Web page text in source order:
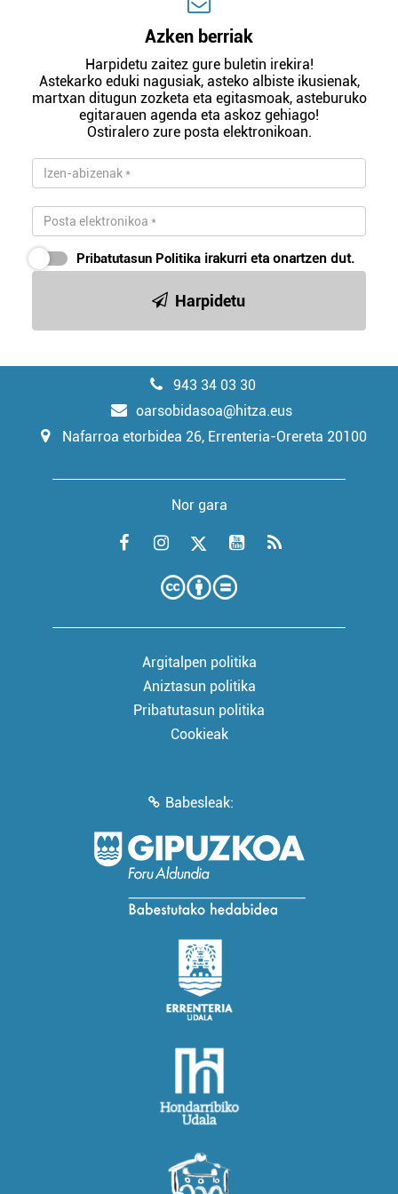
Azken berriak
Harpidetu zaitez gure buletin irekira!
Astekarko eduki nagusiak, asteko albiste ikusienak,
martxan ditugun zozketa eta egitasmoak, asteburuko
egitarauen agenda eta askoz gehiago!
Ostiralero zure posta elektronikoan.
Pribatutasun Politika irakurri eta onartzen dut.
Harpidetu
943 34 03 30
oarsobidasoa@hitza.eus
Nafarroa etorbidea 26, Errenteria-Orereta 20100
Nor gara
Argitalpen politika
Aniztasun politika
Pribatutasun politika
Cookieak
Babesleak: